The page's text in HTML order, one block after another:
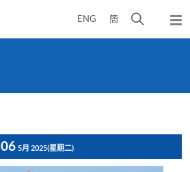
ENG 簡
開
彈
出
06 5月 2025(星期二)